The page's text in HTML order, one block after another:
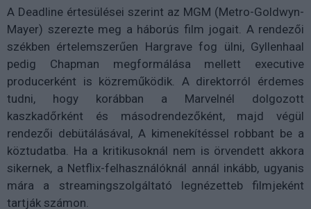
A Deadline értesülései szerint az MGM (Metro-Goldwyn-
Mayer) szerezte meg a háborús film jogait. A rendezői
székben értelemszerűen Hargrave fog ülni, Gyllenhaal
pedig Chapman megformálása mellett executive
producerként is közreműködik. A direktorról érdemes
tudni, hogy korábban a Marvelnél dolgozott
kaszkadőrként és másodrendezőként, majd végül
rendezői debütálásával, A kimenekítéssel robbant be a
köztudatba. Ha a kritikusoknál nem is örvendett akkora
sikernek, a Netflix-felhasználóknál annál inkább, ugyanis
mára a streamingszolgáltató legnézetteb filmjeként
tartják számon.